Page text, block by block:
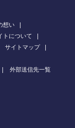
想い
トについて
サイトマップ
外部送信先一覧